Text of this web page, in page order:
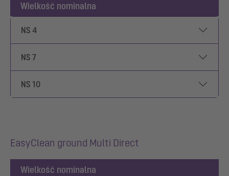
Wielkość nominalna
NS 4
NS 7
NS 10
EasyClean ground Multi Direct
Wielkość nominalna